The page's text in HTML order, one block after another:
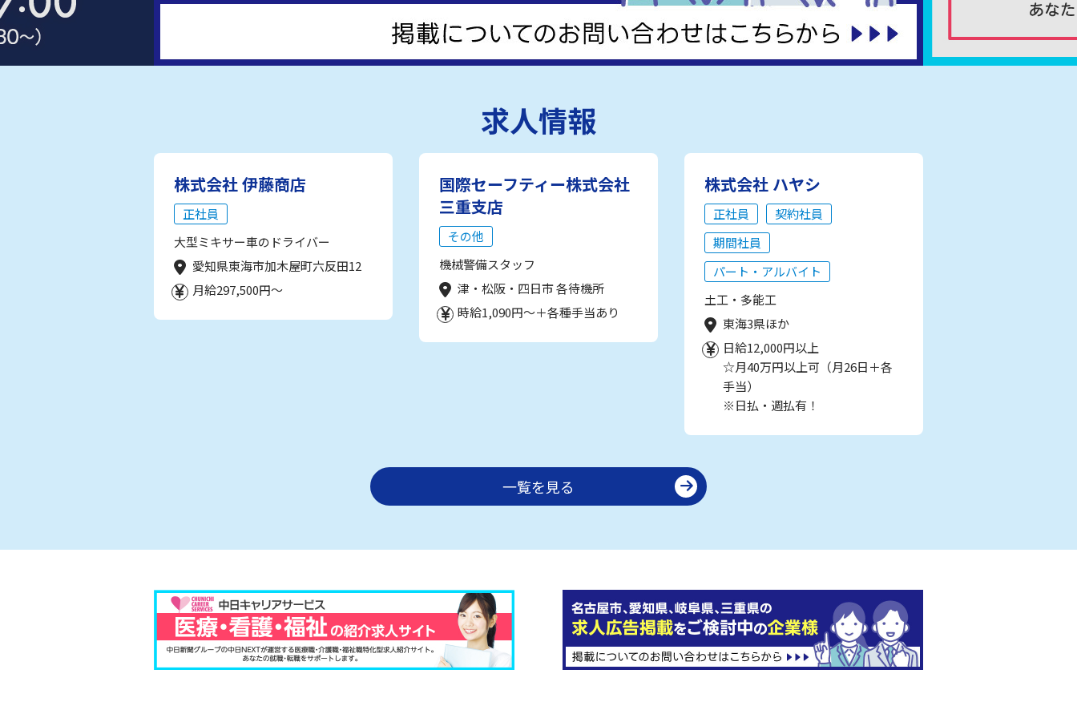
求人情報
株式会社 伊藤商店
正社員
大型ミキサー車のドライバー
愛知県東海市加木屋町六反田12
月給297,500円～
国際セーフティー株式会社
三重支店
その他
機械警備スタッフ
津・松阪・四日市 各待機所
時給1,090円～＋各種手当あり
株式会社 ハヤシ
正社員
契約社員
期間社員
パート・アルバイト
土工・多能工
東海3県ほか
日給12,000円以上
☆月40万円以上可（月26日＋各
手当）
※日払・週払有！
一覧を見る